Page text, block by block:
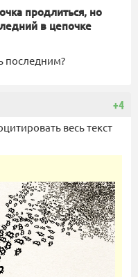
продлиться, но
в цепочке
последним?
+4
весь текст